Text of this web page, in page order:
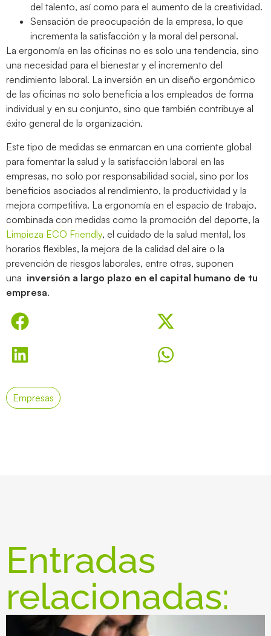
del talento, así como para el aumento de la creatividad.
Sensación de preocupación de la empresa, lo que
incrementa la satisfacción y la moral del personal.
La ergonomía en las oficinas no es solo una tendencia, sino
una necesidad para el bienestar y el incremento del
rendimiento laboral. La inversión en un diseño ergonómico
de las oficinas no solo beneficia a los empleados de forma
individual y en su conjunto, sino que también contribuye al
éxito general de la organización.
Este tipo de medidas se enmarcan en una corriente global
para fomentar la salud y la satisfacción laboral en las
empresas, no solo por responsabilidad social, sino por los
beneficios asociados al rendimiento, la productividad y la
mejora competitiva. La ergonomía en el espacio de trabajo,
combinada con medidas como la promoción del deporte, la
Limpieza ECO Friendly, el cuidado de la salud mental, los
horarios flexibles, la mejora de la calidad del aire o la
prevención de riesgos laborales, entre otras, suponen
una inversión a largo plazo en el capital humano de tu
empresa.
Empresas
Entradas
relacionadas: